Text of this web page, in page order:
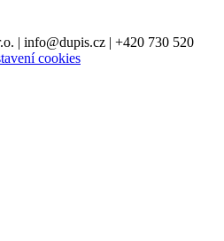
| info@dupis.cz | +420 730 520
cookies